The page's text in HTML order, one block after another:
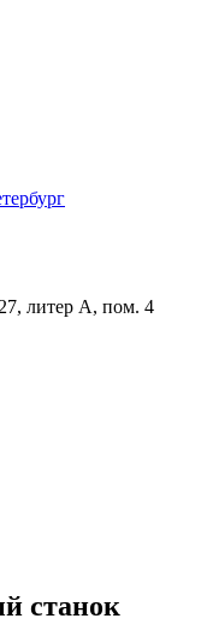
литер А, пом. 4
станок